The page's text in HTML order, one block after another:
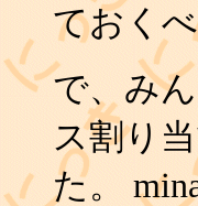
ておく
で、み
ス割り
た。